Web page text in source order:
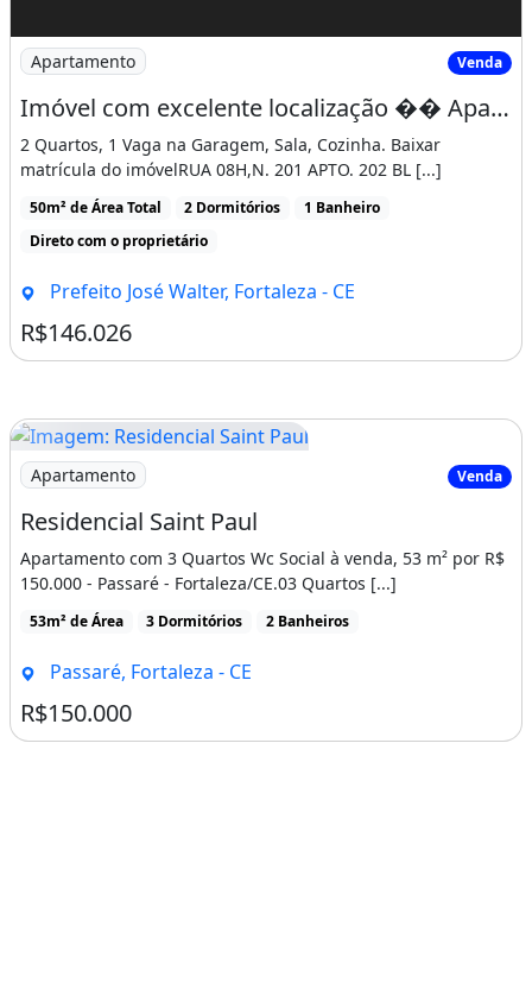
Apartamento Venda
Imóvel com excelente localização �� Apartamento no Prefeito Jose Walter, Fortaleza
2 Quartos, 1 Vaga na Garagem, Sala, Cozinha. Baixar
matrícula do imóvelRUA 08H,N. 201 APTO. 202 BL [...]
50m² de Área Total 2 Dormitórios
1 Banheiro
Direto com o proprietário
Prefeito José Walter, Fortaleza - CE
R$146.026
Imagem: Residencial Saint Paul
Apartamento Venda
Residencial Saint Paul
Apartamento com 3 Quartos Wc Social à venda, 53 m² por R$
150.000 - Passaré - Fortaleza/CE.03 Quartos [...]
53m² de Área 3 Dormitórios 2 Banheiros
Passaré, Fortaleza - CE
R$150.000